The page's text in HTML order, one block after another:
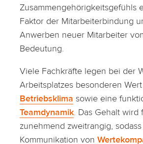
Zusammengehörigkeitsgefühls
Faktor der Mitarbeiterbindung
Anwerben neuer Mitarbeiter
Bedeutung.
Viele Fachkräfte legen bei der
Arbeitsplatzes besonderen
Betriebsklima sowie eine
Teamdynamik. Das Gehalt wird
zunehmend zweitrangig,
Kommunikation von